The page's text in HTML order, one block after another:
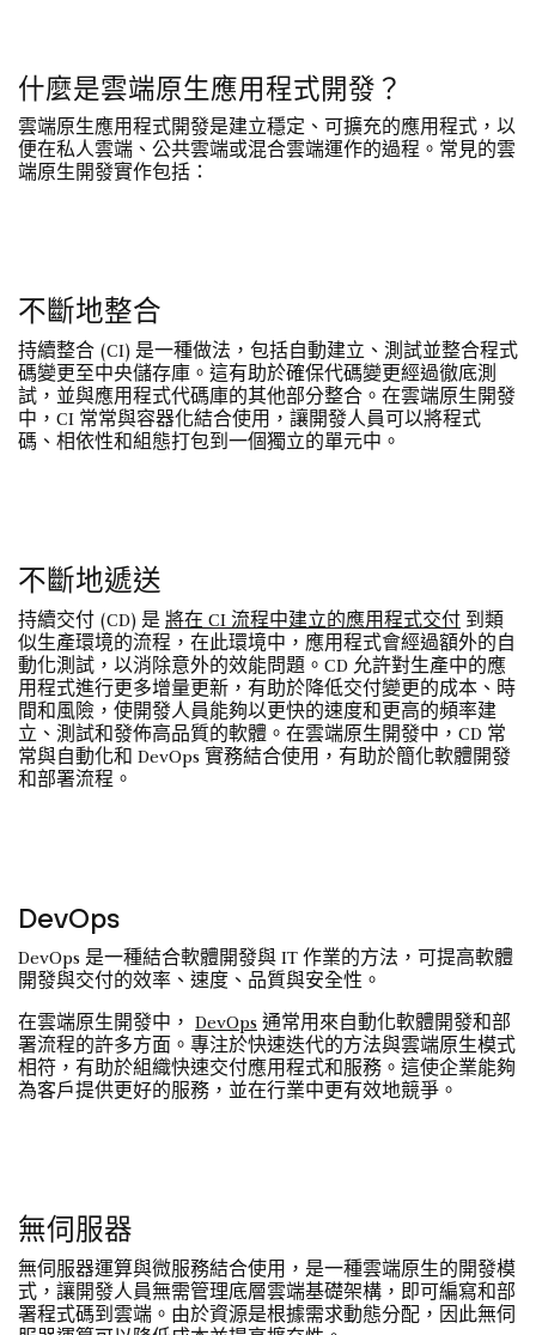
什麼是雲端原生應用程式開發？
雲端原生應用程式開發是建立穩定、可擴充的應用程式，以
便在私人雲端、公共雲端或混合雲端運作的過程。常見的雲
端原生開發實作包括：
不斷地整合
持續整合 (CI) 是一種做法，包括自動建立、測試並整合程式
碼變更至中央儲存庫。這有助於確保代碼變更經過徹底測
試，並與應用程式代碼庫的其他部分整合。在雲端原生開發
中，CI 常常與容器化結合使用，讓開發人員可以將程式
碼、相依性和組態打包到一個獨立的單元中。
不斷地遞送
持續交付 (CD) 是 將在 CI 流程中建立的應用程式交付 到類
似生產環境的流程，在此環境中，應用程式會經過額外的自
動化測試，以消除意外的效能問題。CD 允許對生產中的應
用程式進行更多增量更新，有助於降低交付變更的成本、時
間和風險，使開發人員能夠以更快的速度和更高的頻率建
立、測試和發佈高品質的軟體。在雲端原生開發中，CD 常
常與自動化和 DevOps 實務結合使用，有助於簡化軟體開發
和部署流程。
DevOps
DevOps 是一種結合軟體開發與 IT 作業的方法，可提高軟體
開發與交付的效率、速度、品質與安全性。
在雲端原生開發中， DevOps 通常用來自動化軟體開發和部
署流程的許多方面。專注於快速迭代的方法與雲端原生模式
相符，有助於組織快速交付應用程式和服務。這使企業能夠
為客戶提供更好的服務，並在行業中更有效地競爭。
無伺服器
無伺服器運算與微服務結合使用，是一種雲端原生的開發模
式，讓開發人員無需管理底層雲端基礎架構，即可編寫和部
署程式碼到雲端。由於資源是根據需求動態分配，因此無伺